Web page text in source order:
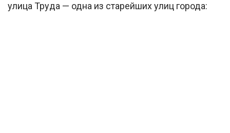
улица Труда — одна из старейших улиц города: